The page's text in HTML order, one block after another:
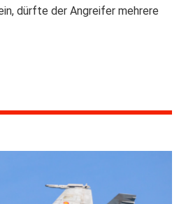
dürfte der Angreifer mehrere